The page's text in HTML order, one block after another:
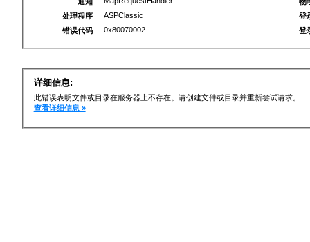
处理程序
ASPClassic
错误代码
0x80070002
登
登
详细信息:
此错误表明文件或目录在服务器上不存在。请创建文件或目录并重新尝试请求。
查看详细信息 »